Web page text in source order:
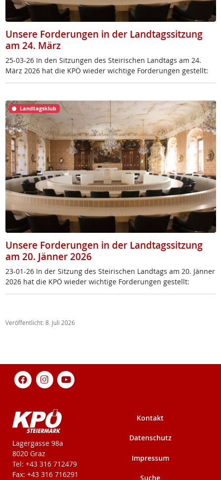
Unsere Forderungen in der Landtagssitzung
am 24. März
25-03-26 In den Sit­zun­gen des Stei­ri­schen Land­tags am 24.
März 2026 hat die KPÖ wie­der wich­ti­ge For­de­run­gen ge­s­tellt:
Landtagsklub
Unsere Forderungen in der Landtagssitzung
am 20. Jänner 2026
23-01-26 In der Sit­zung des Stei­ri­schen Land­tags am 20. Jän­ner
2026 hat die KPÖ wie­der wich­ti­ge For­de­run­gen ge­s­tellt:
Veröffentlicht: 8. Juli 2026
KPÖ-Steiermark
Lagergasse 98a
8020 Graz
Tel: +43 316 712479
Fax: +43 316 716291
Kontakt
Datenschutz
Impressum
Suche